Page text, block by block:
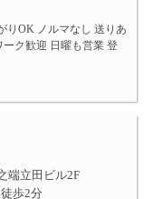
りOK ノルマなし 送りあ
ーク歓迎 日曜も営業 登
端立田ビル2F
歩2分